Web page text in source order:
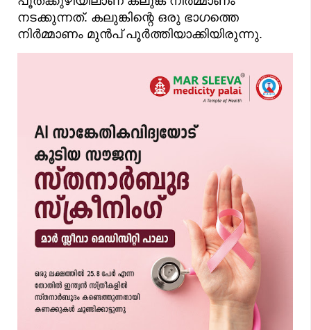
നടക്കുന്നത്. കലുങ്കിന്റെ ഒരു ഭാഗത്തെ
നിർമ്മാണം മുൻപ് പൂർത്തിയാക്കിയിരുന്നു.